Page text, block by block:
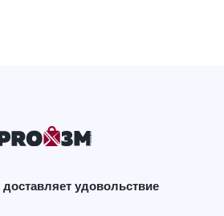
доставляет удовольствие